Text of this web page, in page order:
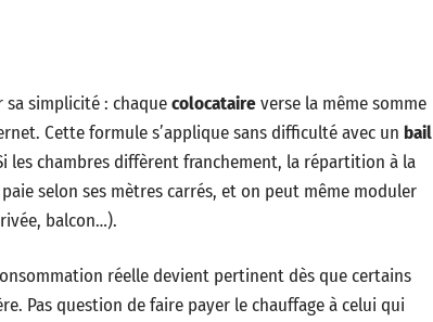
sa simplicité : chaquecolocataireverse la même somme
Cette formule s’applique sans difficulté avec un bail
les chambres diffèrent franchement, la répartition à la
selon ses mètres carrés, et on peut même moduler
balcon…).
réelle devient pertinent dès que certains
Pas question de faire payer le chauffage à celui qui